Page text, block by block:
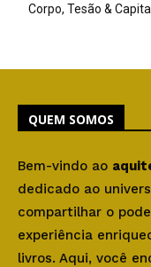
Corpo, Tesão &
QUEM SOMOS
Bem-vindo ao
dedicado ao
compartilhar o
experiência
livros. Aqui, você